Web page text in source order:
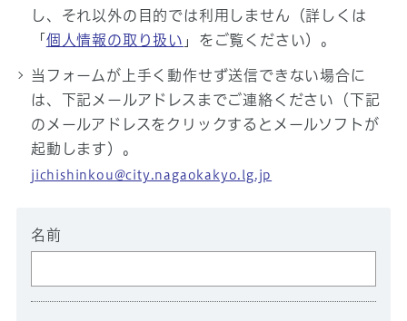
し、それ以外の目的では利用しません（詳しくは
「 個人情報の取り扱い 」をご覧ください）。
当フォームが上手く動作せず送信できない場合に
は、下記メールアドレスまでご連絡ください（下記
のメールアドレスをクリックするとメールソフトが
起動します）。
jichishinkou@city.nagaokakyo.lg.jp
名前